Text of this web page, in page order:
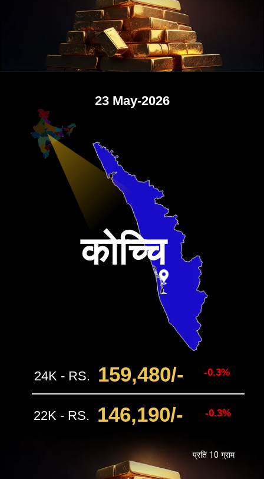
23 May-2026
24K - RS. -0.3%
159,480/-
22K - RS. -0.3%
146,190/-
कोच्चि
प्रति 10 ग्राम